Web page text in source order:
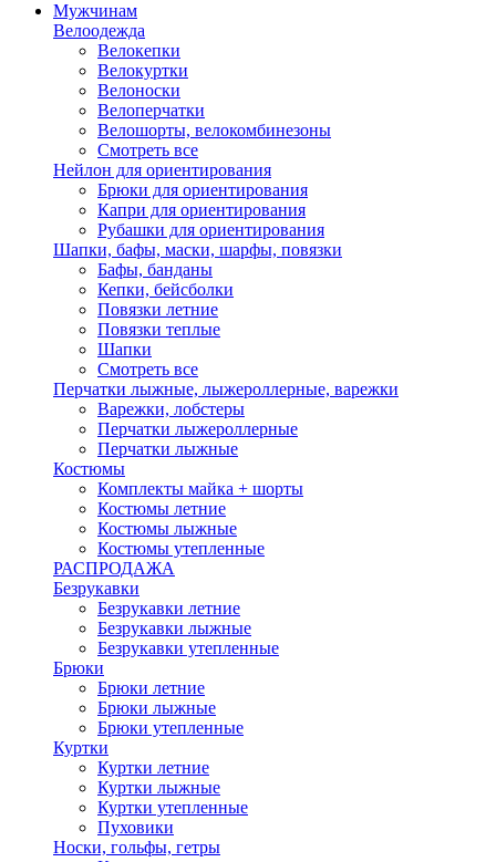
Мужчинам
Велоодежда
Велокепки
Велокуртки
Велоноски
Велоперчатки
Велошорты, велокомбинезоны
Смотреть все
Нейлон для ориентирования
Брюки для ориентирования
Капри для ориентирования
Рубашки для ориентирования
Шапки, бафы, маски, шарфы, повязки
Бафы, банданы
Кепки, бейсболки
Повязки летние
Повязки теплые
Шапки
Смотреть все
Перчатки лыжные, лыжероллерные, варежки
Варежки, лобстеры
Перчатки лыжероллерные
Перчатки лыжные
Костюмы
Комплекты майка + шорты
Костюмы летние
Костюмы лыжные
Костюмы утепленные
РАСПРОДАЖА
Безрукавки
Безрукавки летние
Безрукавки лыжные
Безрукавки утепленные
Брюки
Брюки летние
Брюки лыжные
Брюки утепленные
Куртки
Куртки летние
Куртки лыжные
Куртки утепленные
Пуховики
Носки, гольфы, гетры